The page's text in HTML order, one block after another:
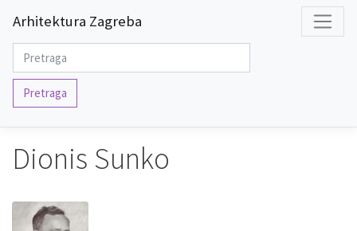
Arhitektura Zagreba
Pretraga
Dionis Sunko